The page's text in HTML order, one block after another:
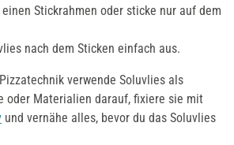
Stickrahmen oder sticke nur auf dem
nach dem Sticken einfach aus.
verwende Soluvlies als
oder Materialien darauf, fixiere sie mit
und vernähe alles, bevor du das Soluvlies